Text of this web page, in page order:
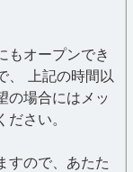
もオープンでき
、 上記の時間以
の場合にはメッ
さい。
すので、あたた